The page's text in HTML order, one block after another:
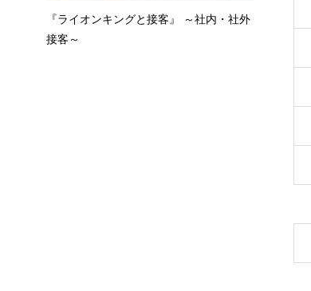
『ライオンキングと接客』 ～社内・社外
接客～